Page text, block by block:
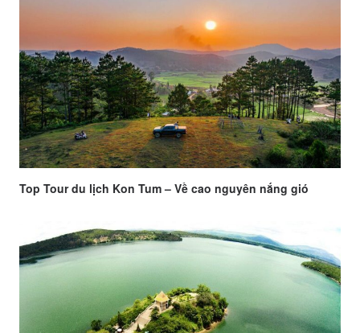
Top Tour du lịch Kon Tum – Về cao nguyên nắng gió